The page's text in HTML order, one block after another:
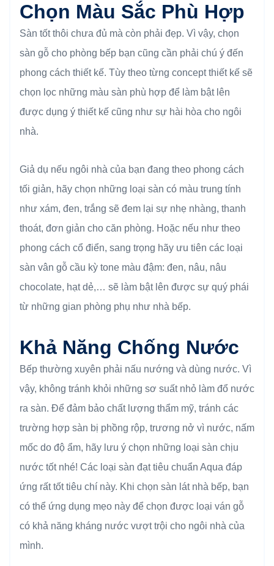
Chọn Màu Sắc Phù Hợp
Sàn tốt thôi chưa đủ mà còn phải đẹp. Vì vậy, chọn
sàn gỗ cho phòng bếp bạn cũng cần phải chú ý đến
phong cách thiết kế. Tùy theo từng concept thiết kế sẽ
chọn lọc những màu sàn phù hợp để làm bật lên
được dụng ý thiết kế cũng như sự hài hòa cho ngôi
nhà.
Giả dụ nếu ngôi nhà của bạn đang theo phong cách
tối giản, hãy chọn những loại sàn có màu trung tính
như xám, đen, trắng sẽ đem lại sự nhẹ nhàng, thanh
thoát, đơn giản cho căn phòng. Hoặc nếu như theo
phong cách cổ điển, sang trọng hãy ưu tiên các loại
sàn vân gỗ cầu kỳ tone màu đậm: đen, nâu, nâu
chocolate, hạt dẻ,… sẽ làm bật lên được sự quý phái
từ những gian phòng phụ như nhà bếp.
Khả Năng Chống Nước
Bếp thường xuyên phải nấu nướng và dùng nước. Vì
vậy, không tránh khỏi những sơ suất nhỏ làm đổ nước
ra sàn. Để đảm bảo chất lượng thẩm mỹ, tránh các
trường hợp sàn bị phồng rộp, trương nở vì nước, nấm
mốc do độ ẩm, hãy lưu ý chọn những loại sàn chịu
nước tốt nhé! Các loại sàn đạt tiêu chuẩn Aqua đáp
ứng rất tốt tiêu chí này. Khi chọn sàn lát nhà bếp, bạn
có thể ứng dụng mẹo này để chọn được loại ván gỗ
có khả năng kháng nước vượt trội cho ngôi nhà của
mình.